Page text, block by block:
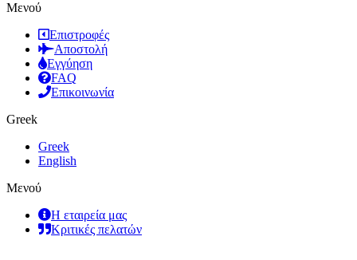
Μενού
Επιστροφές
Αποστολή
Εγγύηση
FAQ
Επικοινωνία
Greek
Greek
English
Μενού
Η εταιρεία μας
Κριτικές πελατών